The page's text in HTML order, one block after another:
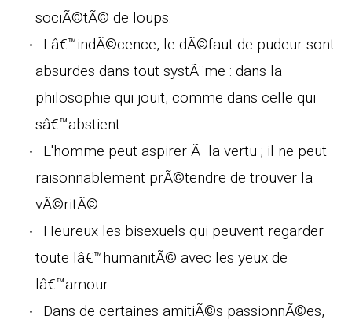
sociÃ©tÃ© de loups.
Lâ€™indÃ©cence, le dÃ©faut de pudeur sont
absurdes dans tout systÃ¨me : dans la
philosophie qui jouit, comme dans celle qui
sâ€™abstient.
L'homme peut aspirer Ã la vertu ; il ne peut
raisonnablement prÃ©tendre de trouver la
vÃ©ritÃ©.
Heureux les bisexuels qui peuvent regarder
toute lâ€™humanitÃ© avec les yeux de
lâ€™amour...
Dans de certaines amitiÃ©s passionnÃ©es,